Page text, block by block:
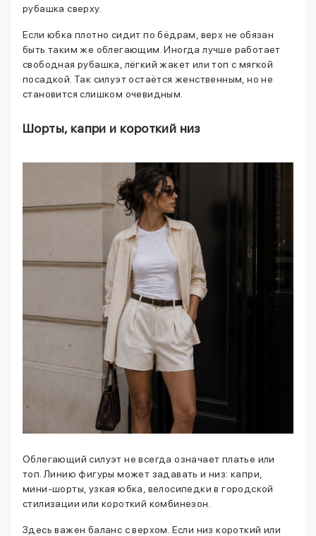
рубашка сверху.
Если юбка плотно сидит по бёдрам, верх не обязан
быть таким же облегающим. Иногда лучше работает
свободная рубашка, лёгкий жакет или топ с мягкой
посадкой. Так силуэт остаётся женственным, но не
становится слишком очевидным.
Шорты, капри и короткий низ
Облегающий силуэт не всегда означает платье или
топ. Линию фигуры может задавать и низ: капри,
мини-шорты, узкая юбка, велосипедки в городской
стилизации или короткий комбинезон.
Здесь важен баланс с верхом. Если низ короткий или